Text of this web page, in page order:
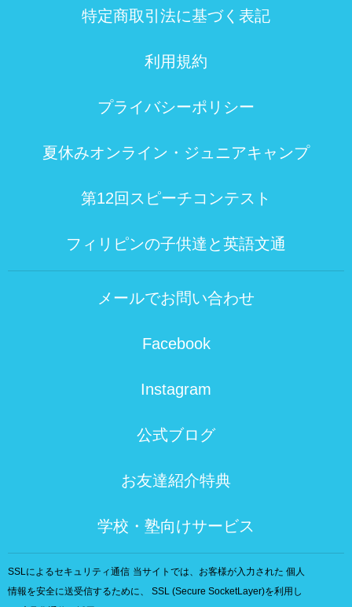
特定商取引法に基づく表記
利用規約
プライバシーポリシー
夏休みオンライン・ジュニアキャンプ
第12回スピーチコンテスト
フィリピンの子供達と英語文通
メールでお問い合わせ
Facebook
Instagram
公式ブログ
お友達紹介特典
学校・塾向けサービス
SSLによるセキュリティ通信 当サイトでは、お客様が入力された 個人
情報を安全に送受信するために、 SSL (Secure SocketLayer)を利用し